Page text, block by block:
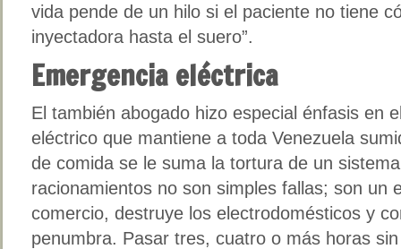
vida pende de un hilo si el paciente no tiene
inyectadora hasta el suero”.
Emergencia eléctrica
El también abogado hizo especial énfasis en
eléctrico que mantiene a toda Venezuela
de comida se le suma la tortura de un
racionamientos no son simples fallas; son un
comercio, destruye los electrodomésticos y
penumbra. Pasar tres, cuatro o más horas